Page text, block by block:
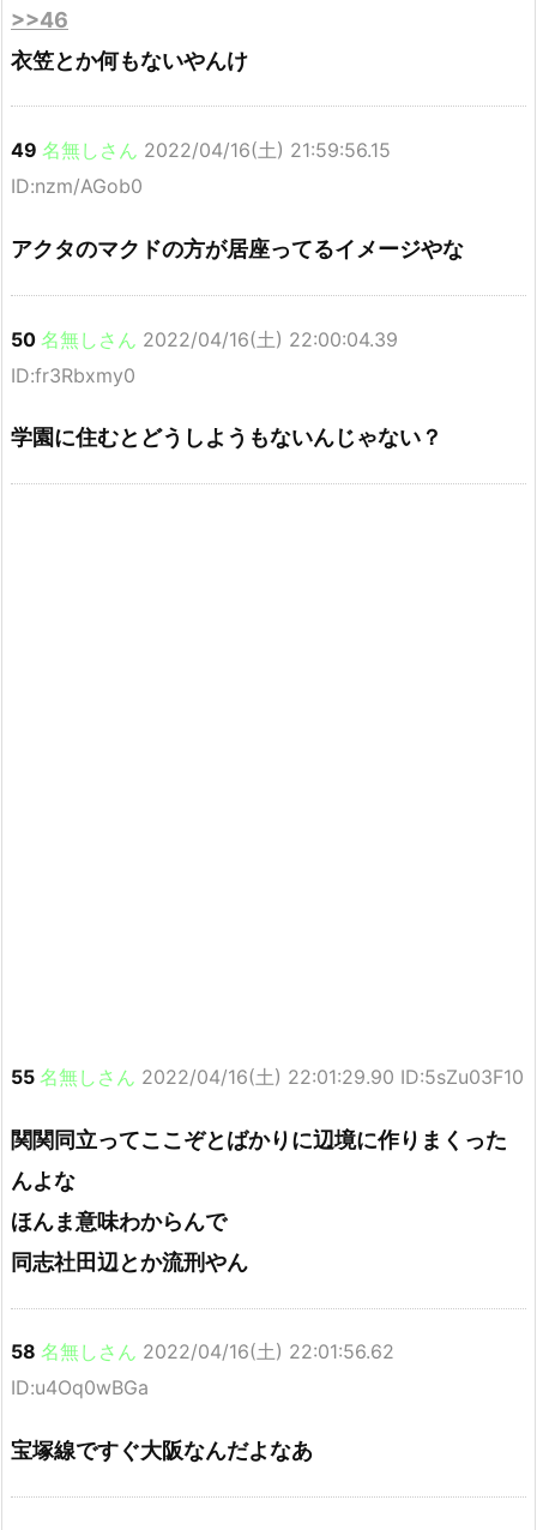
>>46
衣笠とか何もないやんけ
49 名無しさん 2022/04/16(土) 21:59:56.15
ID:nzm/AGob0
アクタのマクドの方が居座ってるイメージやな
50 名無しさん 2022/04/16(土) 22:00:04.39
ID:fr3Rbxmy0
学園に住むとどうしようもないんじゃない？
55 名無しさん 2022/04/16(土) 22:01:29.90 ID:5sZu03F10
関関同立ってここぞとばかりに辺境に作りまくった
んよな
ほんま意味わからんで
同志社田辺とか流刑やん
58 名無しさん 2022/04/16(土) 22:01:56.62
ID:u4Oq0wBGa
宝塚線ですぐ大阪なんだよなあ